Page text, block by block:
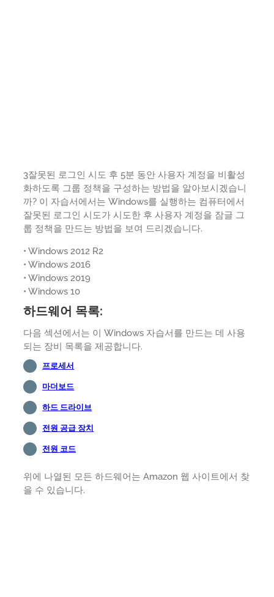
3잘못된 로그인 시도 후 5분 동안 사용자 계정을 비활성
화하도록 그룹 정책을 구성하는 방법을 알아보시겠습니
까? 이 자습서에서는 Windows를 실행하는 컴퓨터에서
잘못된 로그인 시도가 시도한 후 사용자 계정을 잠글 그
룹 정책을 만드는 방법을 보여 드리겠습니다.
• Windows 2012 R2
• Windows 2016
• Windows 2019
• Windows 10
하드웨어 목록:
다음 섹션에서는 이 Windows 자습서를 만드는 데 사용
되는 장비 목록을 제공합니다.
프로세서
마더보드
하드 드라이브
전원 공급 장치
전원 코드
위에 나열된 모든 하드웨어는 Amazon 웹 사이트에서 찾
을 수 있습니다.